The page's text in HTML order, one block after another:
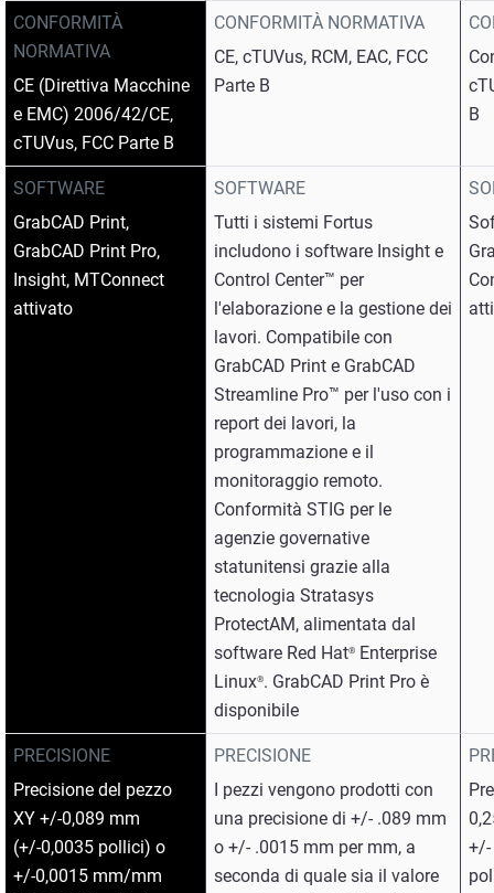
CONFORMITÀ
NORMATIVA
CE (Direttiva Macchine
e EMC) 2006/42/CE,
cTUVus, FCC Parte B
SOFTWARE
GrabCAD Print,
GrabCAD Print Pro,
Insight, MTConnect
attivato
PRECISIONE
Precisione del pezzo
XY +/-0,089 mm
(+/-0,0035 pollici) o
+/-0,0015 mm/mm
CONFORMITÀ NORMATIVA
CE, cTUVus, RCM, EAC, FCC
Parte B
SOFTWARE
Tutti i sistemi Fortus
includono i software Insight e
Control Center™ per
l'elaborazione e la gestione dei
lavori. Compatibile con
GrabCAD Print e GrabCAD
Streamline Pro™ per l'uso con i
report dei lavori, la
programmazione e il
monitoraggio remoto.
Conformità STIG per le
agenzie governative
statunitensi grazie alla
tecnologia Stratasys
ProtectAM, alimentata dal
software Red Hat® Enterprise
Linux®. GrabCAD Print Pro è
disponibile
PRECISIONE
I pezzi vengono prodotti con
una precisione di +/- .089 mm
o +/- .0015 mm per mm, a
seconda di quale sia il valore
B
+/-